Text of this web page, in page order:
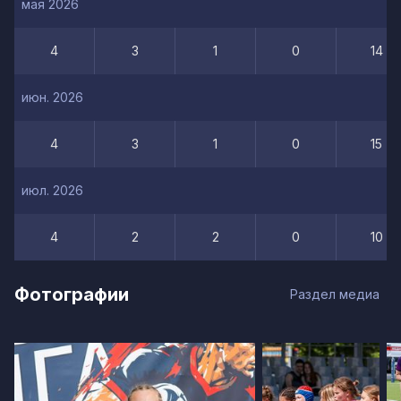
мая 2026
4 3 1 0 14
июн. 2026
4 3 1 0 15
июл. 2026
4 2 2 0 10
Фотографии Раздел медиа